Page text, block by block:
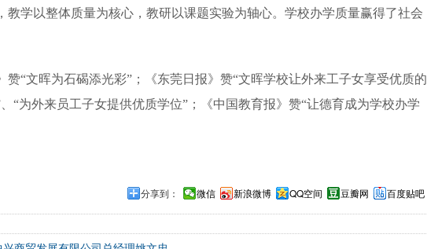
教学以整体质量为核心，教研以课题实验为轴心。学校办学质量赢得了社会
赞“文晖为石碣添光彩”；《东莞日报》赞“文晖学校让外来工子女享受优质的
“为外来员工子女提供优质学位”；《中国教育报》赞“让德育成为学校办学
分享到： 微信 新浪微博 QQ空间 豆瓣网 百度贴吧